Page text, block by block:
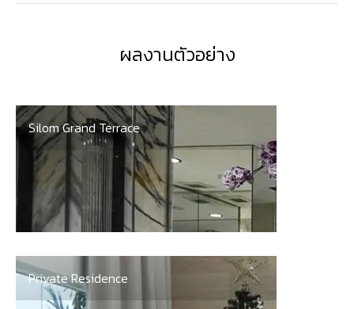
ผลงานตัวอย่าง
Silom Grand Terrace
Private Residence